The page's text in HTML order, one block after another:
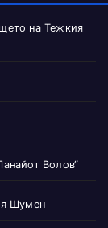
на Тежкия
Волов“
Шумен